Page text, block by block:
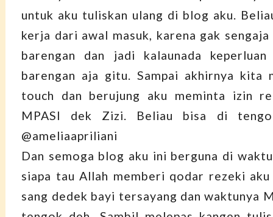
untuk aku tuliskan ulang di blog aku.
kerja dari awal masuk, karena gak
barengan dan jadi kalaunada
barengan aja gitu. Sampai akhirnya kita
touch dan berujung aku meminta izin
MPASI dek Zizi. Beliau bisa di
@ameliaapriliani
Dan semoga blog aku ini berguna di
siapa tau Allah memberi qodar rezeki aku
sang dedek bayi tersayang dan waktunya